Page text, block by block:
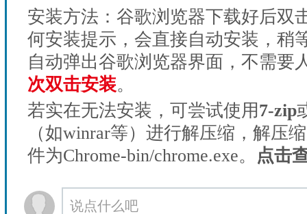
安装方法：谷歌浏览器下载好后双
何安装提示，会直接自动安装，稍
自动弹出谷歌浏览器界面，不需要
次双击安装。
若实在无法安装，可尝试使用7-zip
（如winrar等）进行解压缩，解压
件为Chrome-bin/chrome.exe。
点击
说点什么吧